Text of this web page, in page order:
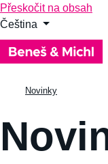
Přeskočit na obsah
Čeština
Novinky